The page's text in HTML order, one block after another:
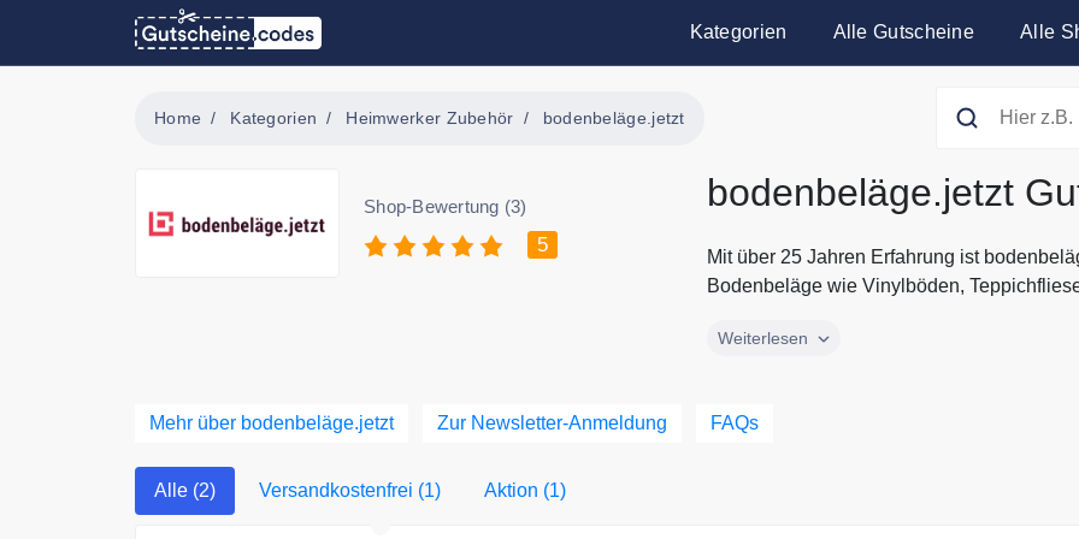
Kategorien Alle Gutscheine Alle
Home Kategorien Heimwerker Zubehör bodenbeläge.jetzt
Shop-Bewertung (3)
5
bodenbeläge.jetzt
Mit über 25 Jahren Erfahrung ist
Bodenbeläge wie Vinylböden,
Mit über 25 Jahren Erfahrung ist
Bodenlösungen, die durch eine einfache
Weiterlesen
Mehr über bodenbeläge.jetzt Zur Newsletter-Anmeldung FAQs
Alle (2) Versandkostenfrei (1) Aktion (1)